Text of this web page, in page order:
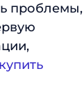
проблемы,
купить